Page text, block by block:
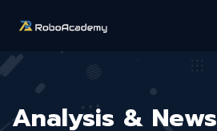
Analysis & News